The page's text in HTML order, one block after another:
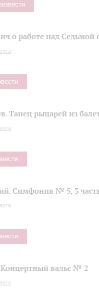
о работе над
Танец рыцарей из
Симфония № 5, 3
Концертный вальс № 2